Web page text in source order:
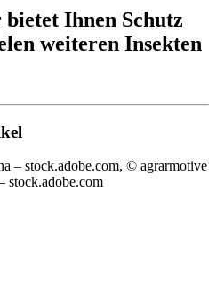
Ihnen Schutz
weiteren Insekten
– stock.adobe.com, © agrarmotive
stock.adobe.com